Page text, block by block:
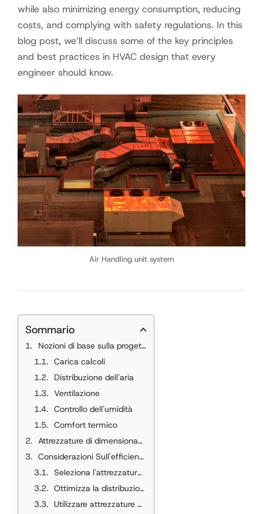
while also minimizing energy consumption, reducing
costs, and complying with safety regulations. In this
blog post, we’ll discuss some of the key principles
and best practices in HVAC design that every
engineer should know.
Air Handling unit system
Sommario
Nozioni di base sulla progettazione HVAC
Carica calcoli
Distribuzione dell'aria
Ventilazione
Controllo dell'umidità
Comfort termico
Attrezzature di dimensionamento
Considerazioni Sull'efficienza
Seleziona l'attrezzatura giusta
Ottimizza la distribuzione dell'aria
Utilizzare attrezzature a velocità variabile